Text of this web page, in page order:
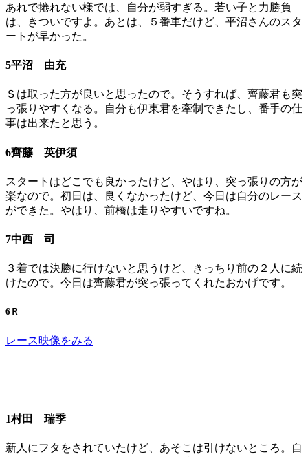
あれで捲れない様では、自分が弱すぎる。若い子と力勝負
は、きついですよ。あとは、５番車だけど、平沼さんのスタ
ートが早かった。
5平沼 由充
Ｓは取った方が良いと思ったので。そうすれば、齊藤君も突
っ張りやすくなる。自分も伊東君を牽制できたし、番手の仕
事は出来たと思う。
6齊藤 英伊須
スタートはどこでも良かったけど、やはり、突っ張りの方が
楽なので。初日は、良くなかったけど、今日は自分のレース
ができた。やはり、前橋は走りやすいですね。
7中西 司
３着では決勝に行けないと思うけど、きっちり前の２人に続
けたので。今日は齊藤君が突っ張ってくれたおかげです。
6Ｒ
レース映像をみる
1村田 瑞季
新人にフタをされていたけど、あそこは引けないところ。自